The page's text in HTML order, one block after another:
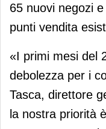
65 nuovi negozi
punti vendita
«I primi mesi del
debolezza per i
Tasca, direttore
la nostra priorità